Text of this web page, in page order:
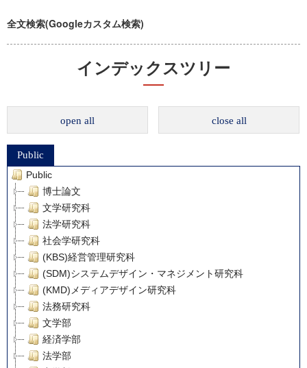
全文検索(Googleカスタム検索)
インデックスツリー
open all close all
Public
Public
博士論文
文学研究科
法学研究科
社会学研究科
(KBS)経営管理研究科
(SDM)システムデザイン・マネジメント研究科
(KMD)メディアデザイン研究科
法務研究科
文学部
経済学部
法学部